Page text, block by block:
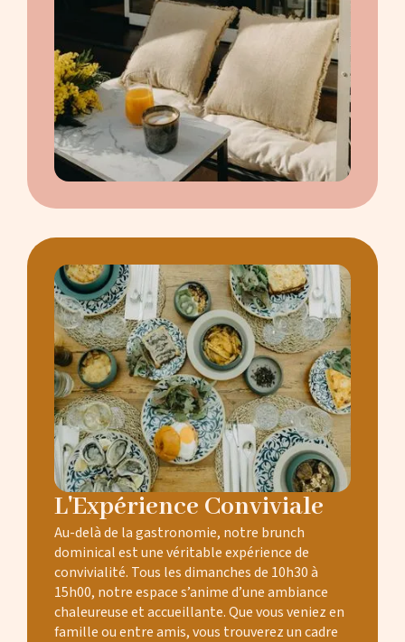
L'Expérience Conviviale
Au-delà de la gastronomie, notre brunch
dominical est une véritable expérience de
convivialité. Tous les dimanches de 10h30 à
15h00, notre espace s’anime d’une ambiance
chaleureuse et accueillante. Que vous veniez en
famille ou entre amis, vous trouverez un cadre